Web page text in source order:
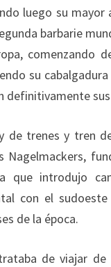
luego su
barbarie
comenzando
su
definitivamente
de trenes y tren
Nagelmackers,
que introdujo
con el
de la época.
de viajar